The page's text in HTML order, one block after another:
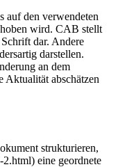
auf den verwendeten
wird. CAB stellt
dar. Andere
darstellen.
an dem
Aktualität abschätzen
strukturieren,
eine geordnete